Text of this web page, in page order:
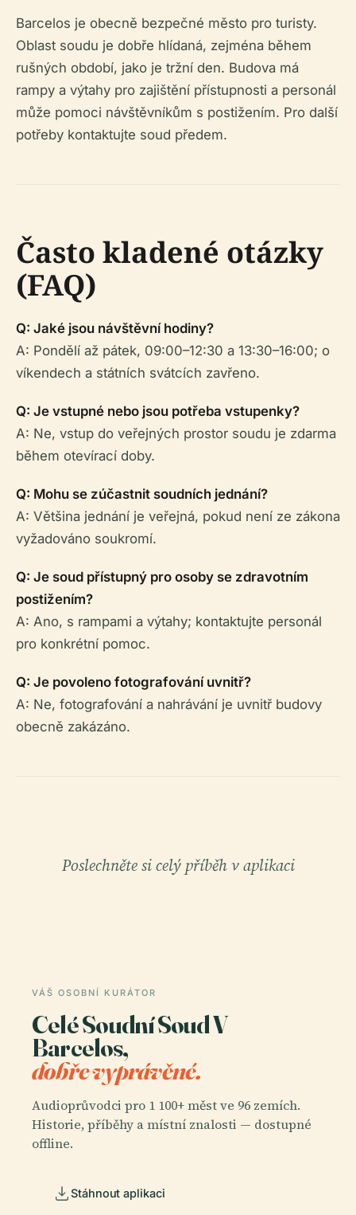
Barcelos je obecně bezpečné město pro turisty.
Oblast soudu je dobře hlídaná, zejména během
rušných období, jako je tržní den. Budova má
rampy a výtahy pro zajištění přístupnosti a personál
může pomoci návštěvníkům s postižením. Pro další
potřeby kontaktujte soud předem.
Často kladené otázky
(FAQ)
Q: Jaké jsou návštěvní hodiny?
A: Pondělí až pátek, 09:00–12:30 a 13:30–16:00; o
víkendech a státních svátcích zavřeno.
Q: Je vstupné nebo jsou potřeba vstupenky?
A: Ne, vstup do veřejných prostor soudu je zdarma
během otevírací doby.
Q: Mohu se zúčastnit soudních jednání?
A: Většina jednání je veřejná, pokud není ze zákona
vyžadováno soukromí.
Q: Je soud přístupný pro osoby se zdravotním
postižením?
A: Ano, s rampami a výtahy; kontaktujte personál
pro konkrétní pomoc.
Q: Je povoleno fotografování uvnitř?
A: Ne, fotografování a nahrávání je uvnitř budovy
obecně zakázáno.
Poslechněte si celý příběh v aplikaci
VÁŠ OSOBNÍ KURÁTOR
Celé Soudní Soud V
Barcelos,
dobře vyprávěné.
Audioprůvodci pro 1 100+ měst ve 96 zemích.
Historie, příběhy a místní znalosti — dostupné
offline.
Stáhnout aplikaci